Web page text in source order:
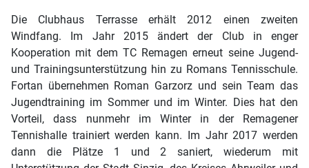
Die Clubhaus Terrasse erhält 2012 einen zweiten
Windfang. Im Jahr 2015 ändert der Club in enger
Kooperation mit dem TC Remagen erneut seine Jugend-
und Trainingsunterstützung hin zu Romans Tennisschule.
Fortan übernehmen Roman Garzorz und sein Team das
Jugendtraining im Sommer und im Winter. Dies hat den
Vorteil, dass nunmehr im Winter in der Remagener
Tennishalle trainiert werden kann. Im Jahr 2017 werden
dann die Plätze 1 und 2 saniert, wiederum mit